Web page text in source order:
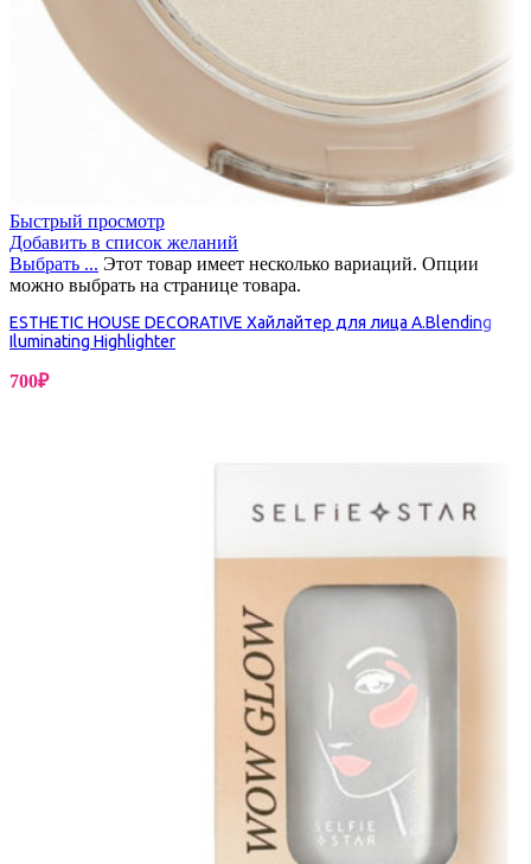
Быстрый просмотр
Добавить в список желаний
Выбрать ... Этот товар имеет несколько вариаций. Опции
можно выбрать на странице товара.
ESTHETIC HOUSE DECORATIVE Хайлайтер для лица A.Blending
Iluminating Highlighter
700₽